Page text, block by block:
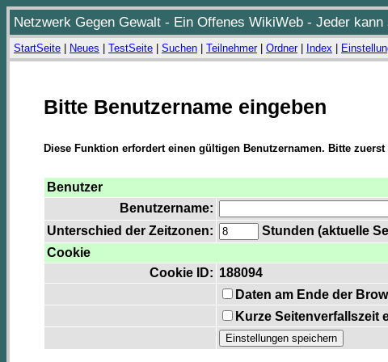
Netzwerk Gegen Gewalt - Ein Offenes WikiWeb - Jeder kann
StartSeite Neues TestSeite Suchen Teilnehmer| Ordner| Index
Bitte Benutzername eingeben
Diese Funktion erfordert einen gültigen Benutzernamen. Bitte zuerst
Benutzer
Benutzername:
Unterschied der Zeitzonen:
Stunden (aktuelle
Cookie
Cookie ID: 188094
Daten am Ende der
Kurze Seitenverfallszeit